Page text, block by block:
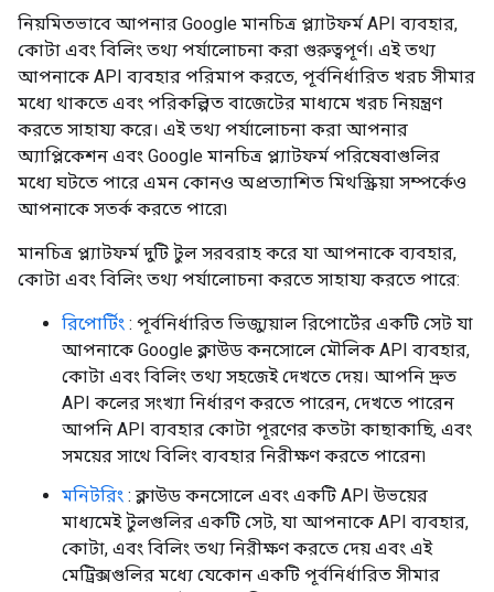
নিয়মিতভাবে আপনার Google মানচিত্র প্ল্যাটফর্ম API ব্যবহার,
কোটা এবং বিলিং তথ্য পর্যালোচনা করা গুরুত্বপূর্ণ। এই তথ্য
আপনাকে API ব্যবহার পরিমাপ করতে, পূর্বনির্ধারিত খরচ সীমার
মধ্যে থাকতে এবং পরিকল্পিত বাজেটের মাধ্যমে খরচ নিয়ন্ত্রণ
করতে সাহায্য করে। এই তথ্য পর্যালোচনা করা আপনার
অ্যাপ্লিকেশন এবং Google মানচিত্র প্ল্যাটফর্ম পরিষেবাগুলির
মধ্যে ঘটতে পারে এমন কোনও অপ্রত্যাশিত মিথস্ক্রিয়া সম্পর্কেও
আপনাকে সতর্ক করতে পারে৷
মানচিত্র প্ল্যাটফর্ম দুটি টুল সরবরাহ করে যা আপনাকে ব্যবহার,
কোটা এবং বিলিং তথ্য পর্যালোচনা করতে সাহায্য করতে পারে:
রিপোর্টিং : পূর্বনির্ধারিত ভিজ্যুয়াল রিপোর্টের একটি সেট যা
আপনাকে Google ক্লাউড কনসোলে মৌলিক API ব্যবহার,
কোটা এবং বিলিং তথ্য সহজেই দেখতে দেয়। আপনি দ্রুত
API কলের সংখ্যা নির্ধারণ করতে পারেন, দেখতে পারেন
আপনি API ব্যবহার কোটা পূরণের কতটা কাছাকাছি, এবং
সময়ের সাথে বিলিং ব্যবহার নিরীক্ষণ করতে পারেন৷
মনিটরিং : ক্লাউড কনসোলে এবং একটি API উভয়ের
মাধ্যমেই টুলগুলির একটি সেট, যা আপনাকে API ব্যবহার,
কোটা, এবং বিলিং তথ্য নিরীক্ষণ করতে দেয় এবং এই
মেট্রিক্সগুলির মধ্যে যেকোন একটি পূর্বনির্ধারিত সীমার